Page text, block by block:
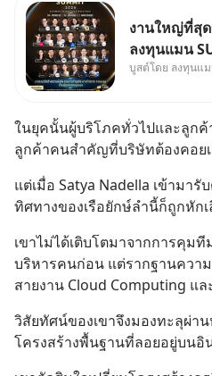
งานใหญ่ที่สุ
ลงทุนแมน
นี้จะมีเจ้าของ
MizuMi,
แชร์ความรู้ก
บูสต์โดย ลงทุนแ
ในยุคนั้นผู้บริโภคทั่วไปและลูกค้
ลูกค้าคนสำคัญที่บริษัทต้องคอย
แต่เมื่อ Satya Nadella เข้ามา
ทิศทางของเรือยักษ์ลำนี้ก็ถูกหัก
เขาไม่ได้เติบโตมาจากการคุม
บริหารคนก่อน แต่รากฐานควา
สายงาน Cloud Computing แล
วิสัยทัศน์ของเขาจึงมองทะลุผ่า
โครงสร้างพื้นฐานที่ลอยอยู่บนอิ